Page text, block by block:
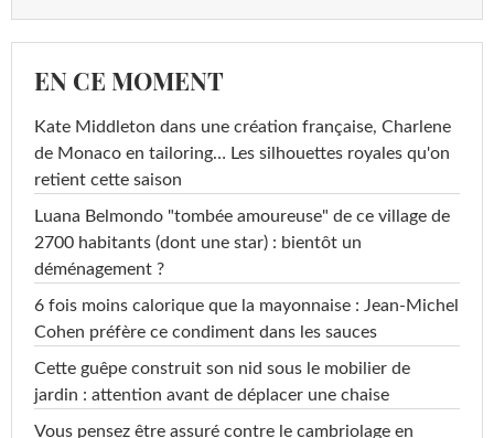
EN CE MOMENT
Kate Middleton dans une création française, Charlene
de Monaco en tailoring… Les silhouettes royales qu'on
retient cette saison
Luana Belmondo "tombée amoureuse" de ce village de
2700 habitants (dont une star) : bientôt un
déménagement ?
6 fois moins calorique que la mayonnaise : Jean-Michel
Cohen préfère ce condiment dans les sauces
Cette guêpe construit son nid sous le mobilier de
jardin : attention avant de déplacer une chaise
Vous pensez être assuré contre le cambriolage en